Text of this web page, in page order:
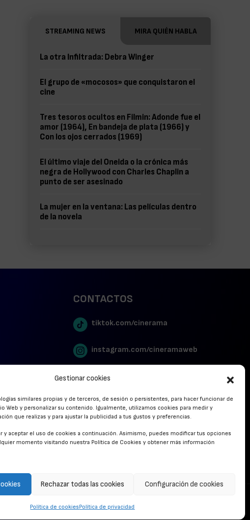
Gestionar cookies
similares propias y de terceros, de sesión o persistentes, para hacer funcionar de
Web y personalizar su contenido. Igualmente, utilizamos cookies para medir y
que realizas y para ajustar la publicidad a tus gustos y preferencias.
y aceptar el uso de cookies a continuación. Asimismo, puedes modificar tus opciones
momento visitando nuestra Política de Cookies y obtener más información
Rechazar todas las cookies Configuración de cookies
Política de cookiesPolítica de privacidad
STREAMING NEWS MIRA QUIÉN HABLA
La otra Infiltrada: Debra Winger
El grupo de «mocosos» que conquistaron el
cine
Tres tesoros ocultos en Filmin: Adonde fue el
amor (1964), En bandeja de plata (1966) y
Con los ojos cerrados (1969)
El último viaje del Oneida o la crónica más
negra de Hollywood con Charles Chaplin a
punto de ser asesinado
La mujer en la ventana: Las películas dentro
de la novela
CONTACTOS
tiktok.com/cinerama
instagram.com/cineramaweb
twitter.com/cinerames
Youtube Canal Cinerama